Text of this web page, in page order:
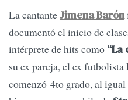
La cantanteJimena Barón
documentó el inicio de
intérprete de hits como “La
su ex pareja, el ex futbolista
comenzó 4to grado, al